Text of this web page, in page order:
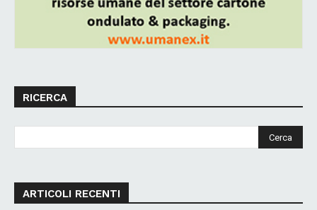
RICERCA
ARTICOLI RECENTI